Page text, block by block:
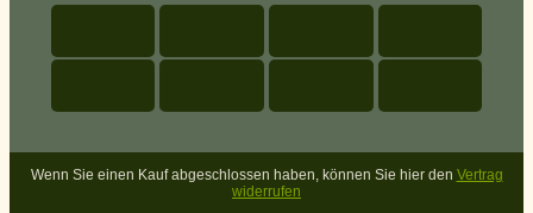
Wenn Sie einen Kauf abgeschlossen haben, können Sie hier den Vertrag
widerrufen